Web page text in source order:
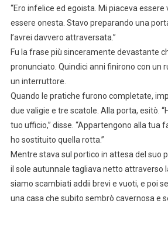
“Ero infelice ed egoista. Mi piaceva
essere onesta. Stavo preparando una
l’avrei davvero attraversata.”
Fu la frase più sinceramente devastante
pronunciato. Quindici anni finirono con un
un interruttore.
Quando le pratiche furono completate,
due valigie e tre scatole. Alla porta, esitò.
tuo ufficio,” disse. “Appartengono alla tua
ho sostituito quella rotta.”
Mentre stava sul portico in attesa del suo
il sole autunnale tagliava netto attraverso
siamo scambiati addii brevi e vuoti, e poi
una casa che subito sembrò cavernosa e